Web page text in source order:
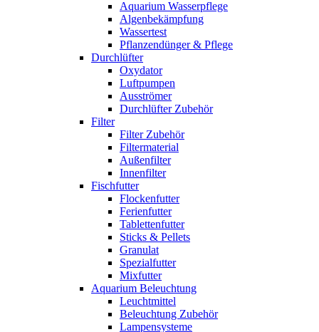
Aquarium Wasserpflege
Algenbekämpfung
Wassertest
Pflanzendünger & Pflege
Durchlüfter
Oxydator
Luftpumpen
Ausströmer
Durchlüfter Zubehör
Filter
Filter Zubehör
Filtermaterial
Außenfilter
Innenfilter
Fischfutter
Flockenfutter
Ferienfutter
Tablettenfutter
Sticks & Pellets
Granulat
Spezialfutter
Mixfutter
Aquarium Beleuchtung
Leuchtmittel
Beleuchtung Zubehör
Lampensysteme